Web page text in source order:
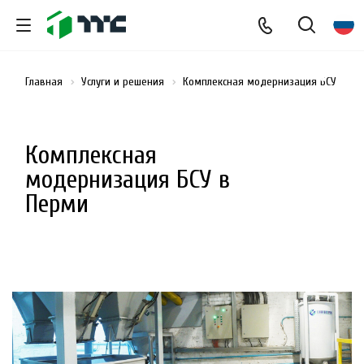
Комплексная
модернизация БСУ в
Перми
Главная Услуги и решения Комплексная модернизация БСУ